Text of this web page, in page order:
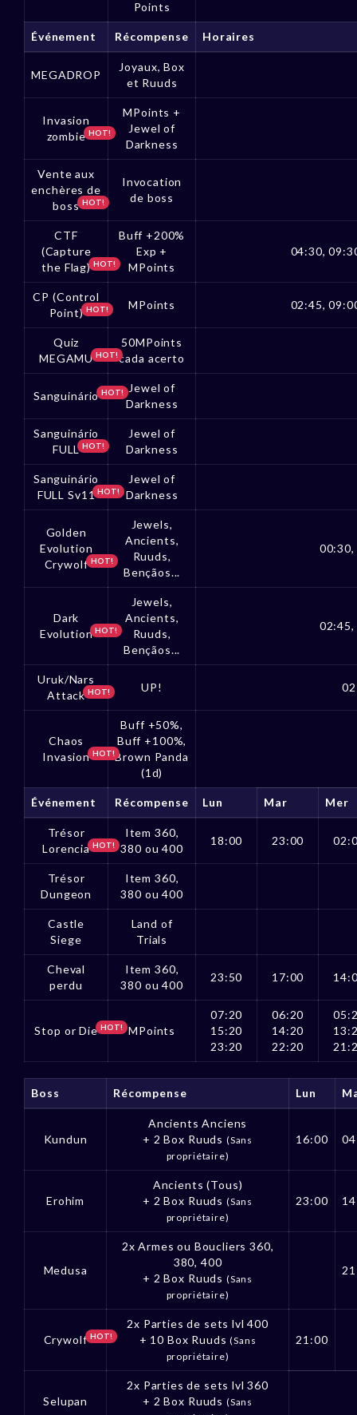
Points
Événement Récompense Horaires
MEGADROP
Joyaux, Box
et Ruuds
Invasion
zombie HOT!
MPoints +
Jewel of
Darkness
Vente aux
enchères de
boss HOT!
Invocation
de boss
CTF
(Capture
the Flag) HOT!
Buff +200%
Exp +
MPoints
04:30,
CP (Control
Point) HOT! MPoints 02:45,
Quiz
MEGAMU HOT!
50MPoints
cada acerto
Sanguinário HOT!
Jewel of
Darkness
Sanguinário
FULL HOT!
Jewel of
Darkness
Sanguinário
FULL Sv11 HOT!
Jewel of
Darkness
Golden
Evolution
Crywolf HOT!
Jewels,
Ancients,
Ruuds,
Bençãos...
Dark
Evolution HOT!
Jewels,
Ancients,
Ruuds,
Bençãos...
Uruk/Nars
Attack HOT! UP!
Chaos
Invasion HOT!
Buff +50%,
Buff +100%,
Brown Panda
(1d)
Événement Récompense Lun Mar Mer
Trésor
Lorencia HOT!
Item 360,
380 ou 400
18:00 23:00
Trésor
Dungeon
Item 360,
380 ou 400
Castle
Siege
Land of
Trials
Cheval
perdu
Item 360,
380 ou 400
23:50 17:00
Stop or Die HOT! MPoints
07:20
15:20
23:20
06:20
14:20
22:20
Boss Récompense Lun
Kundun
Ancients Anciens
+ 2 Box Ruuds (Sans
propriétaire)
16:00
Erohim
Ancients (Tous)
+ 2 Box Ruuds (Sans
propriétaire)
23:00
Medusa
2x Armes ou Boucliers 360,
380, 400
+ 2 Box Ruuds (Sans
propriétaire)
Crywolf HOT!
2x Parties de sets lvl 400
+ 10 Box Ruuds(Sans
propriétaire)
21:00
Selupan
2x Parties de sets lvl 360
+ 2 Box Ruuds (Sans